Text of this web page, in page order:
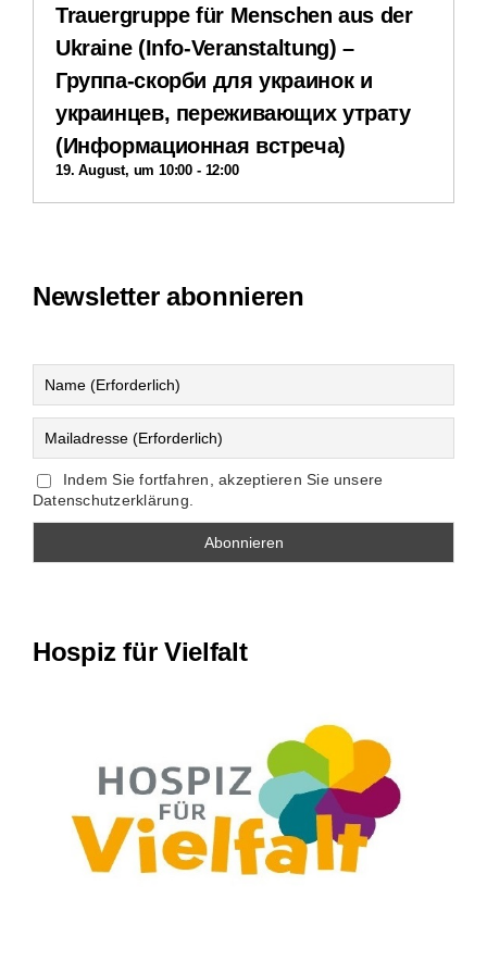
Trauergruppe für Menschen aus der
Ukraine (Info-Veranstaltung) –
Группа-скорби для украинок и
украинцев, переживающих утрату
(Информационная встреча)
19. August, um 10:00 - 12:00
Newsletter abonnieren
Indem Sie fortfahren, akzeptieren Sie unsere
Datenschutzerklärung.
Hospiz für Vielfalt